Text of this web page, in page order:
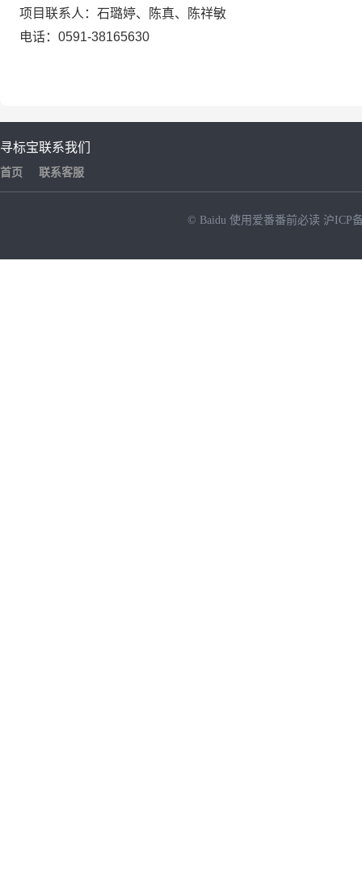
项目联系人：石璐婷、陈真、陈祥敏
电话： 0591-38165630
寻标宝
首页
联系我们
联系客服
© Baidu 使用爱番番前必读 沪ICP